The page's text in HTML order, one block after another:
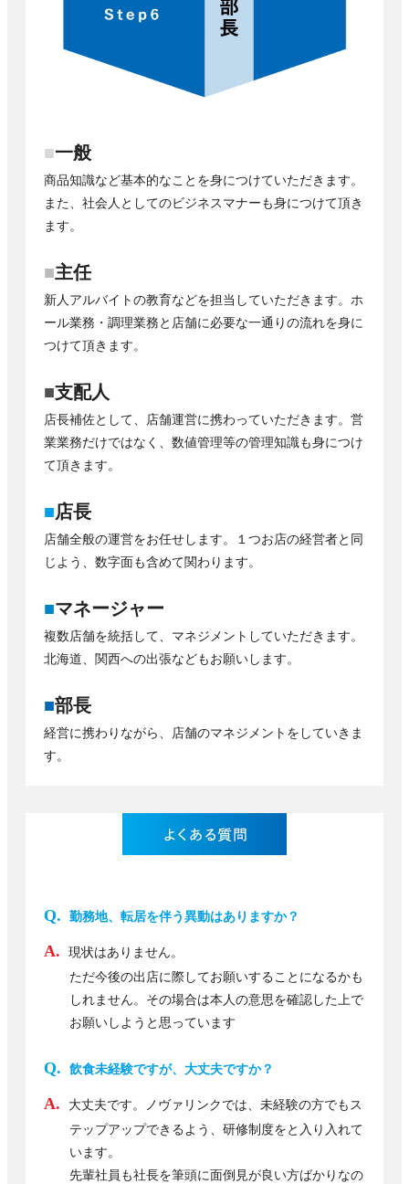
■一般
商品知識など基本的なことを身につけていただきます。
また、社会人としてのビジネスマナーも身につけて頂き
ます。
■主任
新人アルバイトの教育などを担当していただきます。ホ
ール業務・調理業務と店舗に必要な一通りの流れを身に
つけて頂きます。
■支配人
店長補佐として、店舗運営に携わっていただきます。営
業業務だけではなく、数値管理等の管理知識も身につけ
て頂きます。
■店長
店舗全般の運営をお任せします。１つお店の経営者と同
じよう、数字面も含めて関わります。
■マネージャー
複数店舗を統括して、マネジメントしていただきます。
北海道、関西への出張などもお願いします。
■部長
経営に携わりながら、店舗のマネジメントをしていきま
す。
勤務地、転居を伴う異動はありますか？
現状はありません。
ただ今後の出店に際してお願いすることになるかも
しれません。その場合は本人の意思を確認した上で
お願いしようと思っています
飲食未経験ですが、大丈夫ですか？
大丈夫です。ノヴァリンクでは、未経験の方でもス
テップアップできるよう、研修制度をと入り入れて
います。
先輩社員も社長を筆頭に面倒見が良い方ばかりなの